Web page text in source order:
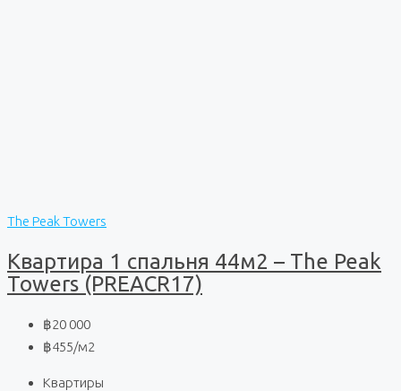
The Peak Towers
Квартира 1 спальня 44м2 – The Peak
Towers (PREACR17)
฿20 000
฿455/м2
Квартиры